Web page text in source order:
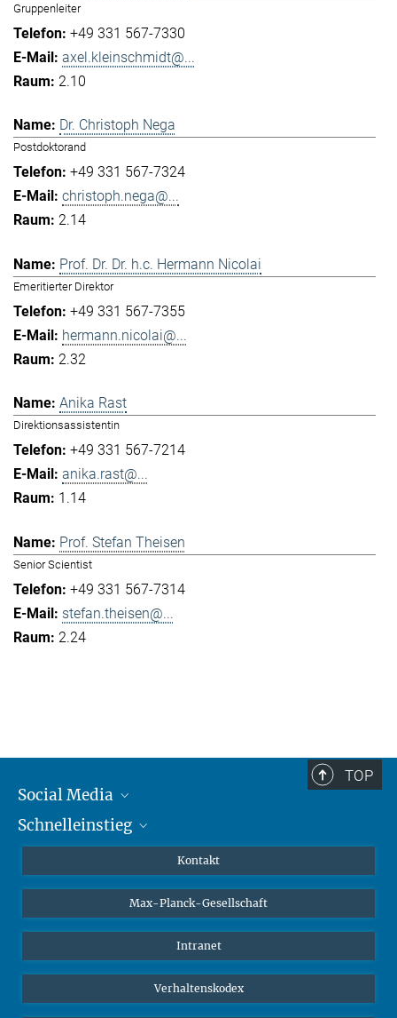
Gruppenleiter
+49 331 567-7330
axel.kleinschmidt@...
2.10
Dr. Christoph Nega
Postdoktorand
+49 331 567-7324
christoph.nega@...
2.14
Prof. Dr. Dr. h.c. Hermann Nicolai
Emeritierter Direktor
+49 331 567-7355
hermann.nicolai@...
2.32
Anika Rast
Direktionsassistentin
+49 331 567-7214
anika.rast@...
1.14
Prof. Stefan Theisen
Senior Scientist
+49 331 567-7314
stefan.theisen@...
2.24
TOP
Social Media
Mastodon
Schnelleinstieg
Schüler*innen
Öffentlichkeit
Alumnae | Alumni
Kontakt
Max-Planck-Gesellschaft
Intranet
Verhaltenskodex